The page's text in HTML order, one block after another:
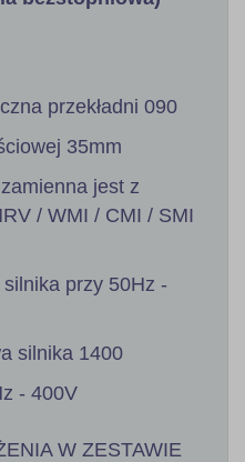
przekładni 090
35mm
jest z
/ WMI / CMI / SMI
przy 50Hz -
silnika 1400
- 400V
W ZESTAWIE